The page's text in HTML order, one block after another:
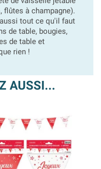
flûtes à champagne).
tout ce qu'il faut
de table, bougies,
de table et
rien !
AUSSI...